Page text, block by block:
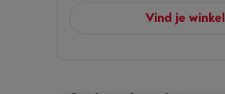
Vind je winkel